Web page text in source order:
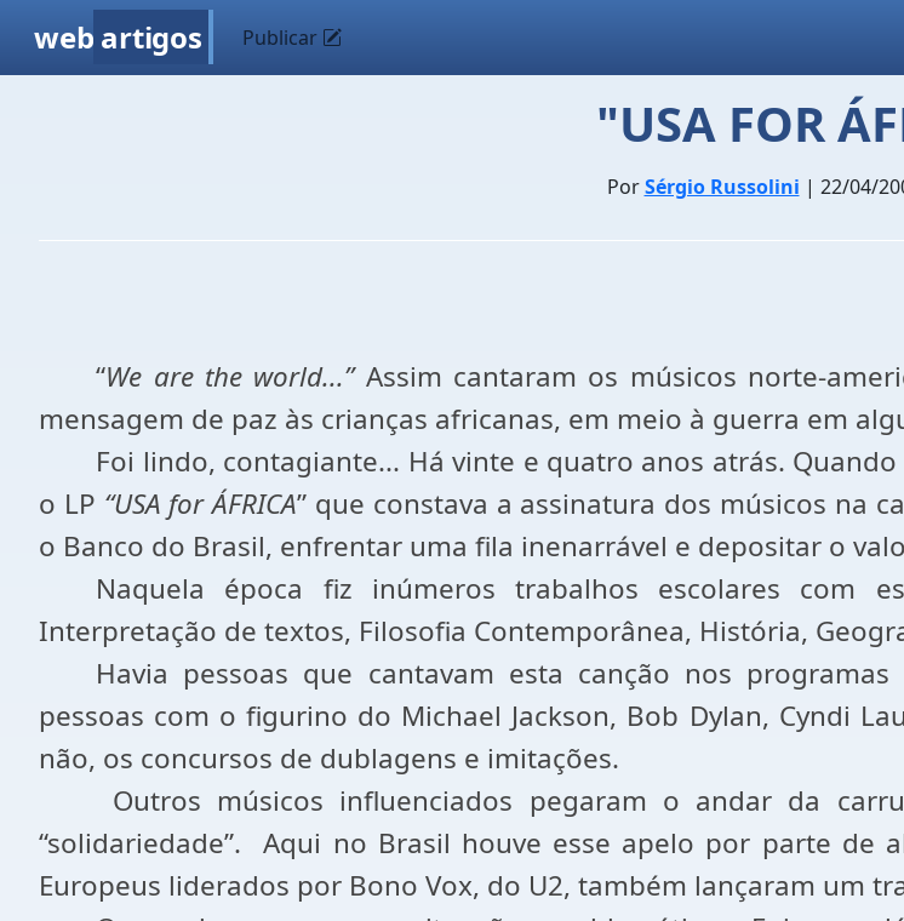
web artigos Publicar
"USA FOR
PorSérgio Russolini | 22/04/
“We are the world...” Assim cantaram os músicos norte-
mensagem de paz às crianças africanas, em meio à guerra em
Foi lindo, contagiante... Há vinte e quatro anos atrás.
o LP “USA for ÁFRICA” que constava a assinatura dos músicos na
o Banco do Brasil, enfrentar uma fila inenarrável e depositar o
Naquela época fiz inúmeros trabalhos escolares com
Interpretação de textos, Filosofia Contemporânea, História,
Havia pessoas que cantavam esta canção nos
pessoas com o figurino do Michael Jackson, Bob Dylan, Cyndi
não, os concursos de dublagens e imitações.
Outros músicos influenciados pegaram o andar da
“solidariedade”.
Aqui no Brasil houve esse apelo por parte de
Europeus liderados por Bono Vox, do U2, também lançaram um